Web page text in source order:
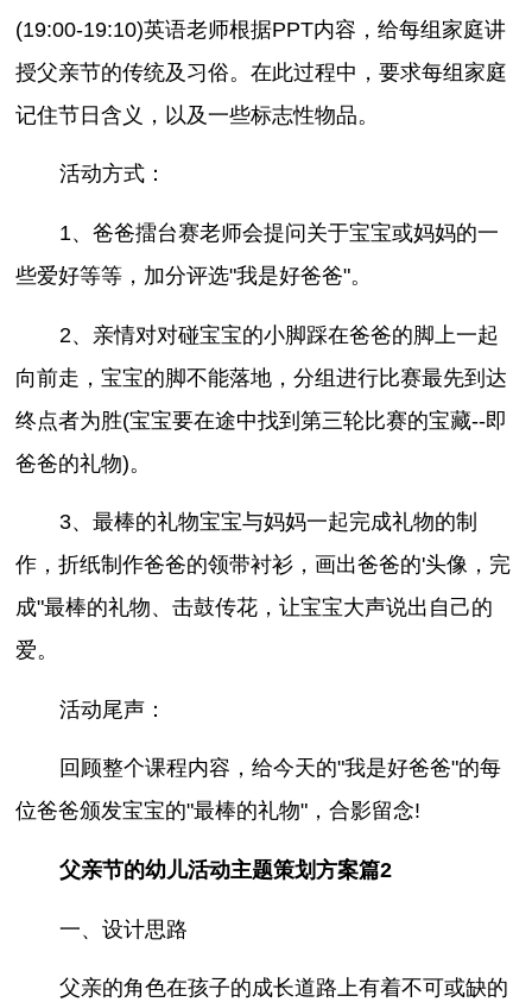
(19:00-19:10)英语老师根据PPT内容，给每组家庭讲
授父亲节的传统及习俗。在此过程中，要求每组家庭
记住节日含义，以及一些标志性物品。
活动方式：
1、爸爸擂台赛老师会提问关于宝宝或妈妈的一
些爱好等等，加分评选"我是好爸爸"。
2、亲情对对碰宝宝的小脚踩在爸爸的脚上一起
向前走，宝宝的脚不能落地，分组进行比赛最先到达
终点者为胜(宝宝要在途中找到第三轮比赛的宝藏--即
爸爸的礼物)。
3、最棒的礼物宝宝与妈妈一起完成礼物的制
作，折纸制作爸爸的领带衬衫，画出爸爸的'头像，完
成"最棒的礼物、击鼓传花，让宝宝大声说出自己的
爱。
活动尾声：
回顾整个课程内容，给今天的"我是好爸爸"的每
位爸爸颁发宝宝的"最棒的礼物"，合影留念!
父亲节的幼儿活动主题策划方案篇2
一、设计思路
父亲的角色在孩子的成长道路上有着不可或缺的